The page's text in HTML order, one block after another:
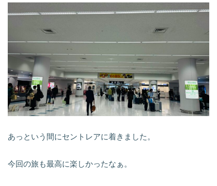
あっという間にセントレアに着きました。
今回の旅も最高に楽しかったなぁ。